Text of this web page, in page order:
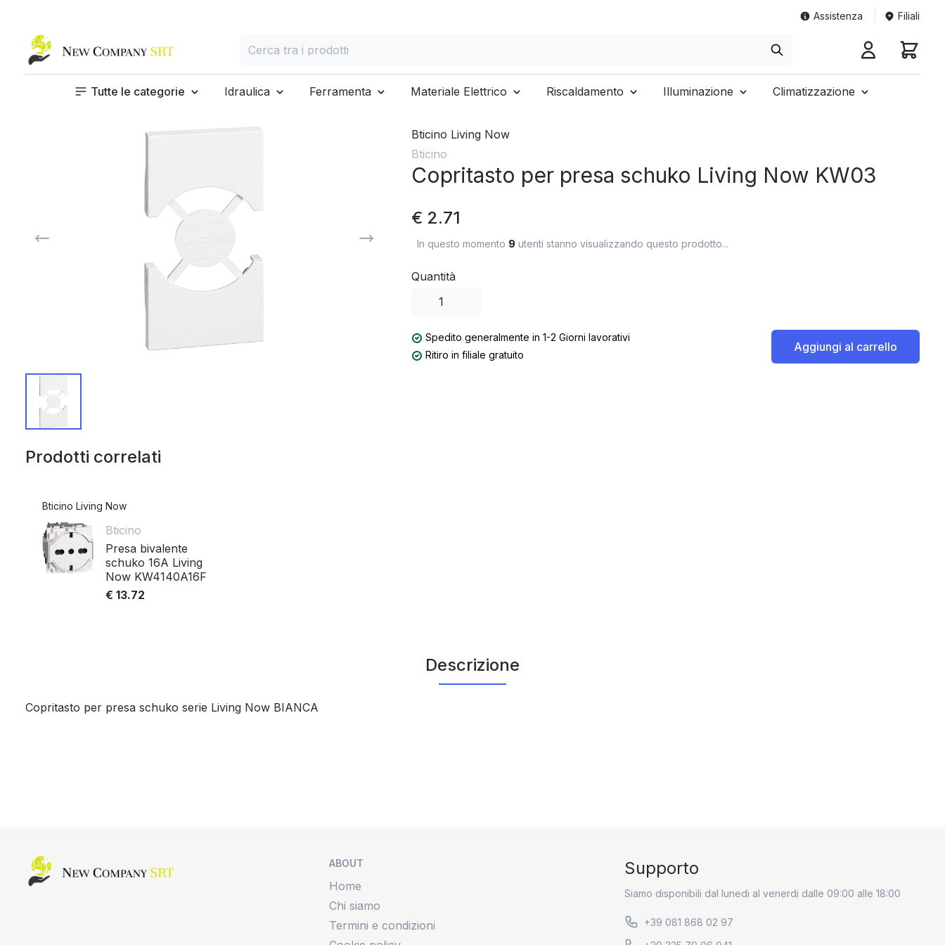
Assistenza Filiali
Home page
Tutte le categorie Idraulica Ferramenta Materiale Elettrico Riscaldamento Illuminazione Climatizzazione
Bticino Living Now
Bticino
Copritasto per presa schuko Living Now KW03
€ 2.71
In questo momento 9 utenti stanno visualizzando questo prodotto...
Quantità
Spedito generalmente in 1-2 Giorni lavorativi
Ritiro in filiale gratuito
Aggiungi al carrello
Prodotti correlati
Bticino Living Now
Bticino
Presa bivalente
schuko 16A Living
Now KW4140A16F
€ 13.72
Descrizione
Copritasto per presa schuko serie Living Now BIANCA
Home page ABOUT
Home
Chi siamo
Termini e condizioni
Supporto
Siamo disponibili dal lunedi al venerdi dalle 09:00 alle 18:00
+39 081 868 02 97